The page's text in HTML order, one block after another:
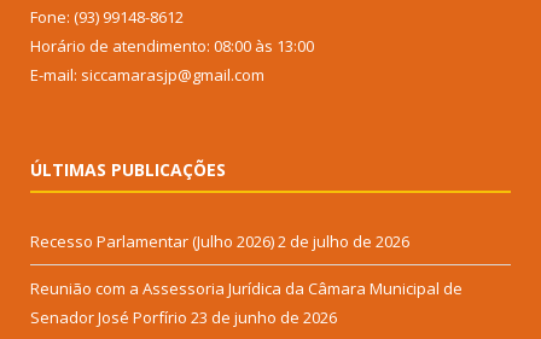
Fone: (93) 99148-8612
Horário de atendimento: 08:00 às 13:00
E-mail: siccamarasjp@gmail.com
ÚLTIMAS PUBLICAÇÕES
Recesso Parlamentar (Julho 2026)2 de julho de 2026
Reunião com a Assessoria Jurídica da Câmara Municipal de
Senador José Porfírio 23 de junho de 2026